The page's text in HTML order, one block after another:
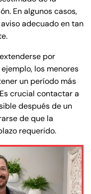
En algunos casos,
adecuado en tan
por
los menores
un período más
crucial contactar a
después de un
de que la
requerido.